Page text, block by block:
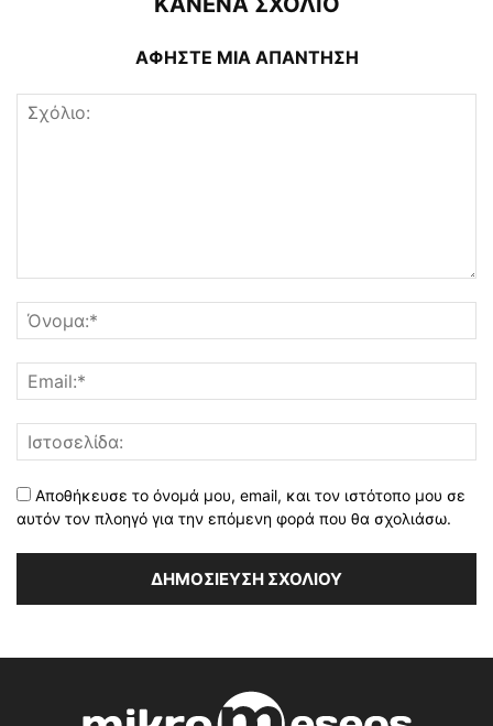
ΑΦΗΣΤΕ ΜΙΑ ΑΠΑΝΤΗΣΗ
Αποθήκευσε το όνομά μου, email, και τον ιστότοπο μου σε
αυτόν τον πλοηγό για την επόμενη φορά που θα σχολιάσω.